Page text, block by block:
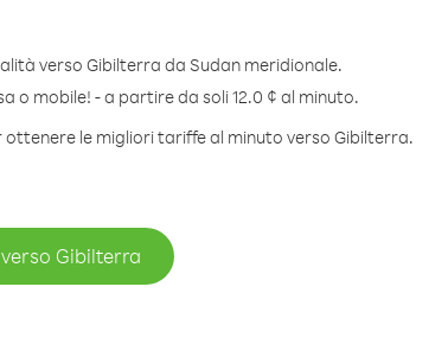
verso Gibilterra da Sudan meridionale.
o mobile! - a partire da soli 12.0 ¢ al minuto.
le migliori tariffe al minuto verso Gibilterra.
Gibilterra